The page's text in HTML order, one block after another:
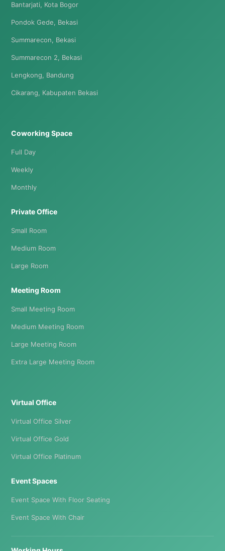
Bantarjati, Kota Bogor
Pondok Gede, Bekasi
Summarecon, Bekasi
Summarecon 2, Bekasi
Lengkong, Bandung
Cikarang, Kabupaten Bekasi
Coworking Space
Full Day
Weekly
Monthly
Private Office
Small Room
Medium Room
Large Room
Meeting Room
Small Meeting Room
Medium Meeting Room
Large Meeting Room
Extra Large Meeting Room
Virtual Office
Virtual Office Silver
Virtual Office Gold
Virtual Office Platinum
Event Spaces
Event Space With Floor Seating
Event Space With Chair